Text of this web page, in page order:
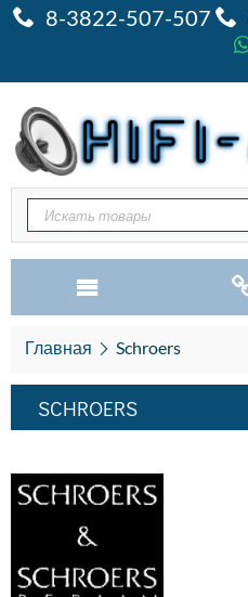
8-3822-507-507
Главная Schroers
SCHROERS